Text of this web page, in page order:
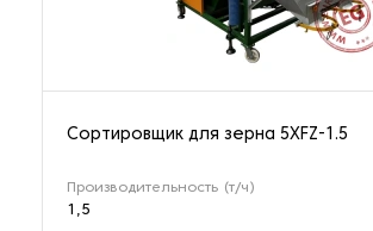
Сортировщик для зерна 5XFZ-1.5
Производительность (т/ч)
1,5